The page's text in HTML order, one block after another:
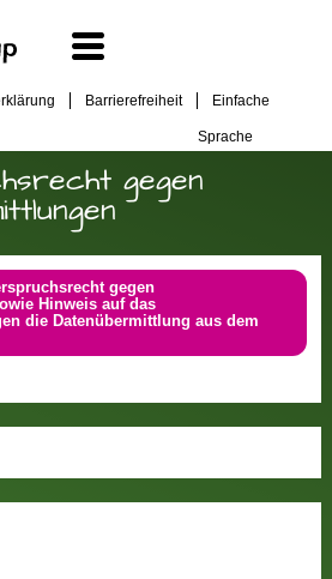
Barrierefreiheit Einfache
Sprache
gegen
gegen
Hinweis auf das
die Datenübermittlung aus dem